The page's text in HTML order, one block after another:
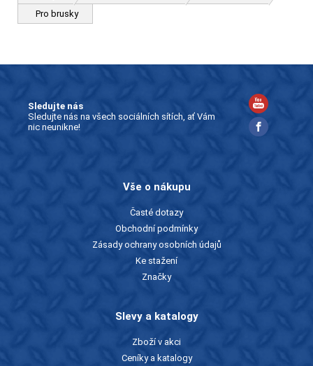
Pro brusky
Sledujte nás
Sledujte nás na všech sociálních sítích, ať Vám
nic neunikne!
Vše o nákupu
Časté dotazy
Obchodní podmínky
Zásady ochrany osobních údajů
Ke stažení
Značky
Slevy a katalogy
Zboží v akci
Ceníky a katalogy